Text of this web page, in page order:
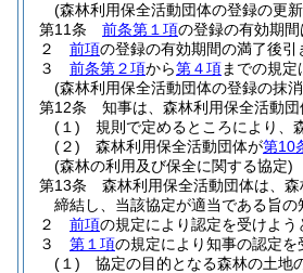
(森林利用保全活動団体の登録の更
第11条
前条第１項の登録の有効期間
２
前項の登録の有効期間の満了後引
３
前条第２項から第４項までの規定
(森林利用保全活動団体の登録の抹
第12条
知事は、森林利用保全活動団
(１)
規則で定めるところにより、
(２)
森林利用保全活動団体が第10
(森林の利用及び保全に関する協定)
第13条
森林利用保全活動団体は、
締結し、当該協定が適当である旨の
２
前項の規定により認定を受けよう
３
第１項の規定により知事の認定を
(１)
協定の目的となる森林の土地